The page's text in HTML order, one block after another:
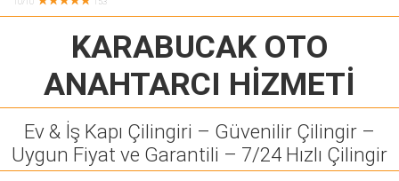
KARABUCAK OTO
ANAHTARCI HİZMETİ
Ev & İş Kapı Çilingiri – Güvenilir Çilingir –
Uygun Fiyat ve Garantili – 7/24 Hızlı Çilingir